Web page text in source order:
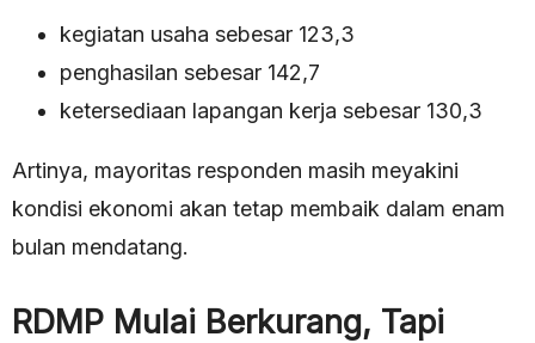
kegiatan usaha sebesar 123,3
penghasilan sebesar 142,7
ketersediaan lapangan kerja sebesar 130,3
Artinya, mayoritas responden masih meyakini
kondisi ekonomi akan tetap membaik dalam enam
bulan mendatang.
RDMP Mulai Berkurang, Tapi